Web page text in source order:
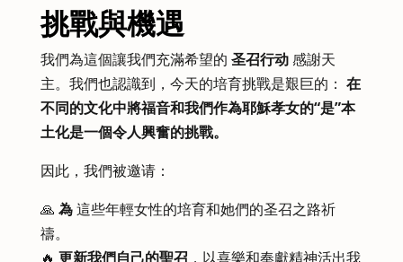
挑戰與機遇
我們為這個讓我們充滿希望的 圣召行动感謝天
主。我們也認識到，今天的培育挑戰是艱巨的： 在
不同的文化中將福音和我們作為耶穌孝女的“是”本
土化是一個令人興奮的挑戰。
因此，我們被邀请：
🙏 為這些年輕女性的培育和她們的圣召之路祈
禱。
🔥 更新我們自己的聖召 ，以喜樂和奉獻精神活出我